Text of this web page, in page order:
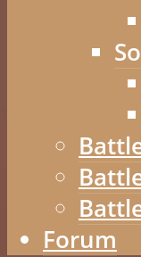
Forum